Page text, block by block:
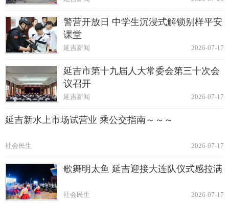
警营开放日 中学生沉浸式解锁别样平安
课堂
2026-07-17
延吉新闻
延吉市第十九届人大常委会第三十次会
议召开
2026-07-17
延吉新闻
延吉新水上市场试营业 乘公交指南～～～
2026-07-17
社会民生
歌舞明太鱼 延吉迎接大连队仪式感拉满
2026-07-17
社会民生